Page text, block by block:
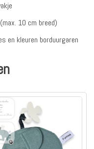
10 cm breed)
en kleuren borduurgaren